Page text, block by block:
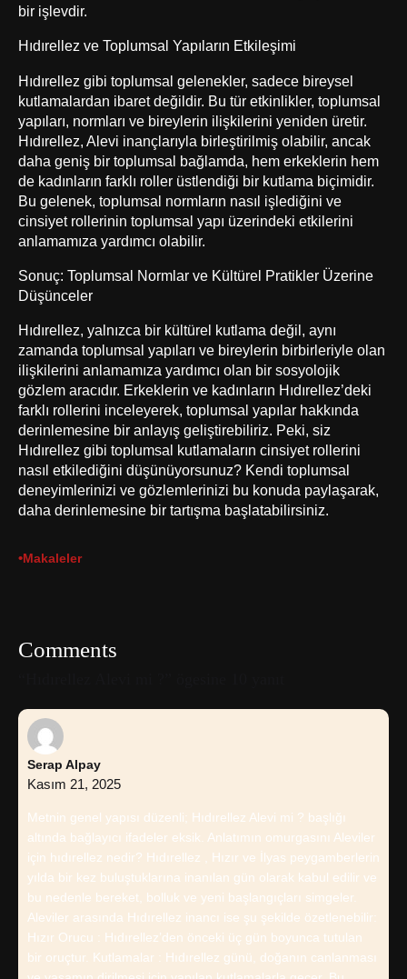
bir işlevdir.
Hıdırellez ve Toplumsal Yapıların Etkileşimi
Hıdırellez gibi toplumsal gelenekler, sadece bireysel
kutlamalardan ibaret değildir. Bu tür etkinlikler, toplumsal
yapıları, normları ve bireylerin ilişkilerini yeniden üretir.
Hıdırellez, Alevi inançlarıyla birleştirilmiş olabilir, ancak
daha geniş bir toplumsal bağlamda, hem erkeklerin hem
de kadınların farklı roller üstlendiği bir kutlama biçimidir.
Bu gelenek, toplumsal normların nasıl işlediğini ve
cinsiyet rollerinin toplumsal yapı üzerindeki etkilerini
anlamamıza yardımcı olabilir.
Sonuç: Toplumsal Normlar ve Kültürel Pratikler Üzerine
Düşünceler
Hıdırellez, yalnızca bir kültürel kutlama değil, aynı
zamanda toplumsal yapıları ve bireylerin birbirleriyle olan
ilişkilerini anlamamıza yardımcı olan bir sosyolojik
gözlem aracıdır. Erkeklerin ve kadınların Hıdırellez’deki
farklı rollerini inceleyerek, toplumsal yapılar hakkında
derinlemesine bir anlayış geliştirebiliriz. Peki, siz
Hıdırellez gibi toplumsal kutlamaların cinsiyet rollerini
nasıl etkilediğini düşünüyorsunuz? Kendi toplumsal
deneyimlerinizi ve gözlemlerinizi bu konuda paylaşarak,
daha derinlemesine bir tartışma başlatabilirsiniz.
•Makaleler
Comments
Serap Alpay
Kasım 21, 2025
Metnin genel yapısı düzenli; Hıdırellez Alevi mi ? başlığı
altında bağlayıcı ifadeler eksik. Anlatımın omurgasını Aleviler
için hıdırellez nedir? Hıdırellez , Hızır ve İlyas peygamberlerin
yılda bir kez buluştuklarına inanılan gün olarak kabul edilir ve
bu nedenle bereket, bolluk ve yeni başlangıçları simgeler.
Aleviler arasında Hıdırellez inancı ise şu şekilde özetlenebilir:
Hızır Orucu : Hıdırellez’den önceki üç gün boyunca tutulan
bir oruçtur. Kutlamalar : Hıdırellez günü, doğanın canlanması